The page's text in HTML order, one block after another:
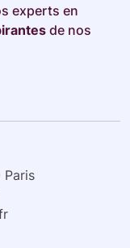
experts en
de nos
Paris